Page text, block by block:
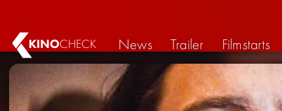
KINOCHECK News Trailer Filmstarts